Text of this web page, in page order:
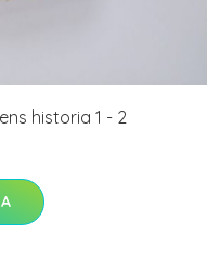
historia 1 - 2